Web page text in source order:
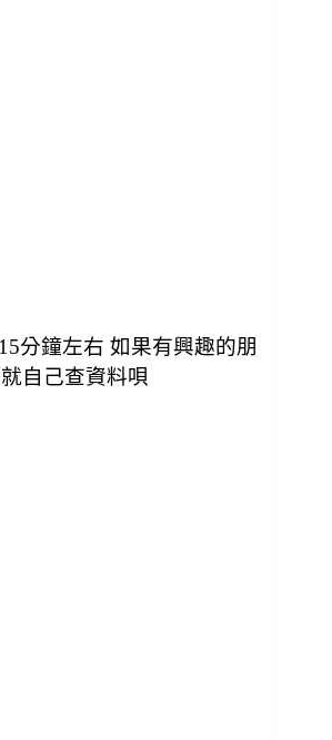
分鐘左右 如果有興趣的朋
自己查資料唄